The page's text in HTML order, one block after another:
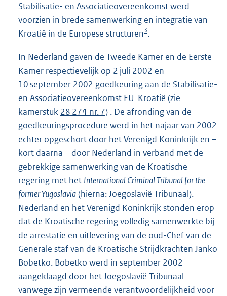
Stabilisatie- en Associatieovereenkomst werd
voorzien in brede samenwerking en integratie van
Kroatië in de Europese structuren3.
In Nederland gaven de Tweede Kamer en de Eerste
Kamer respectievelijk op 2 juli 2002 en
10 september 2002 goedkeuring aan de Stabilisatie-
en Associatieovereenkomst EU-Kroatië (zie
kamerstuk 28 274 nr. 7) . De afronding van de
goedkeuringsprocedure werd in het najaar van 2002
echter opgeschort door het Verenigd Koninkrijk en –
kort daarna – door Nederland in verband met de
gebrekkige samenwerking van de Kroatische
regering met het International Criminal Tribunal for the
former Yugoslavia(hierna: Joegoslavië Tribunaal).
Nederland en het Verenigd Koninkrijk stonden erop
dat de Kroatische regering volledig samenwerkte bij
de arrestatie en uitlevering van de oud-Chef van de
Generale staf van de Kroatische Strijdkrachten Janko
Bobetko. Bobetko werd in september 2002
aangeklaagd door het Joegoslavië Tribunaal
vanwege zijn vermeende verantwoordelijkheid voor